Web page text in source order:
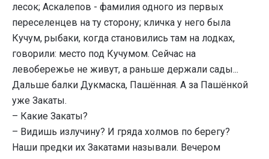
лесок; Аскалепов - фамилия одного из первых
переселенцев на ту сторону; кличка у него была
Кучум, рыбаки, когда становились там на лодках,
говорили: место под Кучумом. Сейчас на
левобережье не живут, а раньше держали сады...
Дальше балки Дукмаска, Пашённая. А за Пашёнкой
уже Закаты.
– Какие Закаты?
– Видишь излучину? И гряда холмов по берегу?
Наши предки их Закатами называли. Вечером